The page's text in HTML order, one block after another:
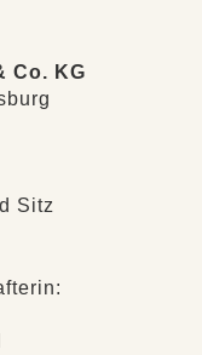
Co. KG
Sitz